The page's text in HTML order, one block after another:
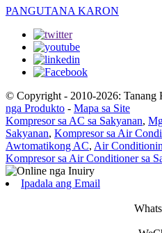
PANGUTANA KARON
© Copyright - 2010-2026: Tanang
nga Produkto - Mapa sa Site
Kompresor sa AC sa Sakyanan,
Sakyanan, Kompresor sa Air
Awtomatikong AC, Air
Kompresor sa Air Conditioner sa
Ipadala ang Email